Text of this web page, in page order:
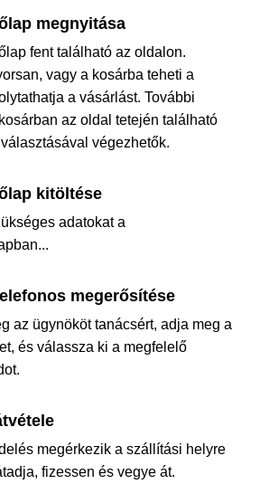
fent található az oldalon.
vagy a kosárba teheti a
a vásárlást. További
az oldal tetején található
végezhetők.
adatokat a
az ügynököt tanácsért, adja meg a
és válassza ki a megfelelő
megérkezik a szállítási helyre
fizessen és vegye át.